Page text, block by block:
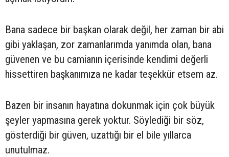
Bana sadece bir başkan olarak değil, her zaman bir abi
gibi yaklaşan, zor zamanlarımda yanımda olan, bana
güvenen ve bu camianın içerisinde kendimi değerli
hissettiren başkanımıza ne kadar teşekkür etsem az.
Bazen bir insanın hayatına dokunmak için çok büyük
şeyler yapmasına gerek yoktur. Söylediği bir söz,
gösterdiği bir güven, uzattığı bir el bile yıllarca
unutulmaz.